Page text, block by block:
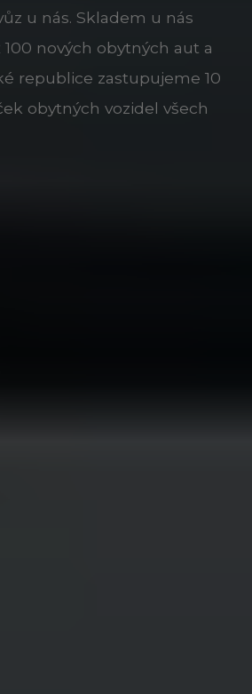
u nás. Skladem u nás
nových obytných aut a
republice zastupujeme 10
obytných vozidel všech